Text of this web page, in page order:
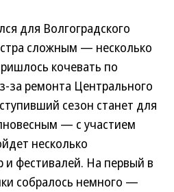
для Волгоградского
сложным — несколько
кочевать по
ремонта Центрального
сезон станет для
— с участием
несколько
фестивалей. На первый в
собралось немного —